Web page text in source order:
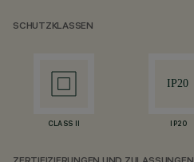
SCHUTZKLASSEN
CLASS II IP20